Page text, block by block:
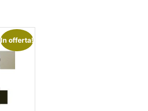
In offerta!